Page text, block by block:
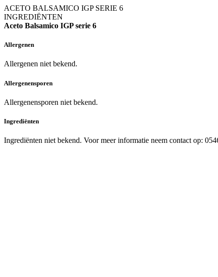
ACETO BALSAMICO IGP SERIE 6
INGREDIËNTEN
Aceto Balsamico IGP serie 6
Allergenen
Allergenen niet bekend.
Allergenensporen
Allergenensporen niet bekend.
Ingrediënten
Ingrediënten niet bekend. Voor meer informatie neem contact op: